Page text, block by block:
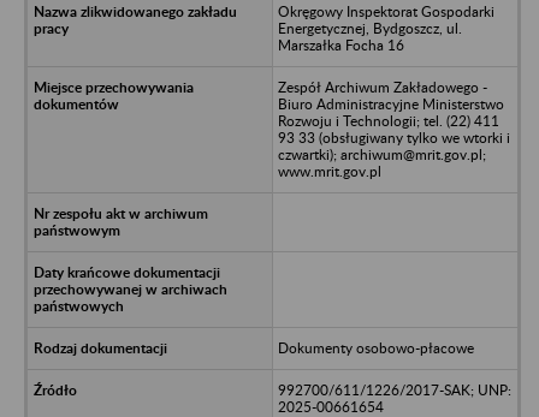
Okręgowy Inspektorat Gospodarki
Energetycznej, Bydgoszcz, ul.
Marszałka Focha 16
Zespół Archiwum Zakładowego -
Biuro Administracyjne Ministerstwo
Rozwoju i Technologii; tel. (22) 411
93 33 (obsługiwany tylko we wtorki i
czwartki); archiwum@mrit.gov.pl;
www.mrit.gov.pl
Dokumenty osobowo-płacowe
992700/611/1226/2017-SAK; UNP:
2025-00661654